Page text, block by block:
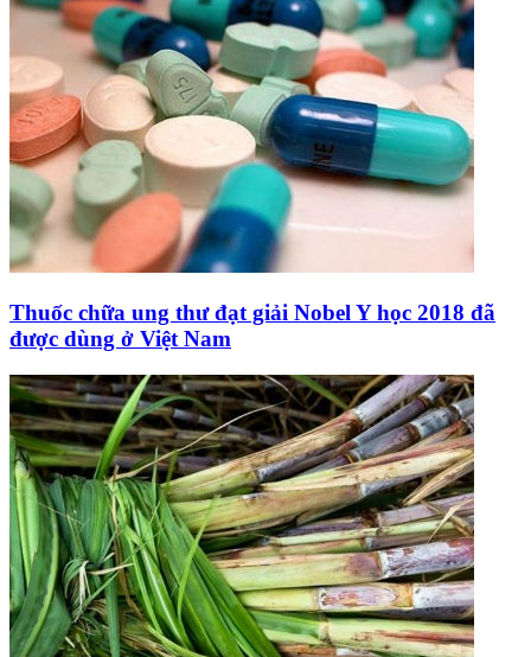
Thuốc chữa ung thư đạt giải Nobel Y học 2018 đã
được dùng ở Việt Nam